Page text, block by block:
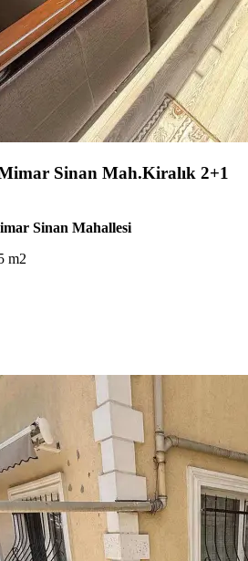
Sinan Mah.Kiralık 2+1
Sinan Mahallesi
m2